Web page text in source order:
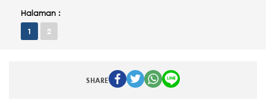
Halaman :
1 2
SHARE